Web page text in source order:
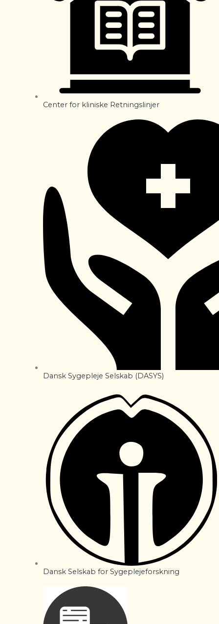
Center for kliniske Retningslinjer
Dansk Sygepleje Selskab (DASYS)
Dansk Selskab for Sygeplejeforskning